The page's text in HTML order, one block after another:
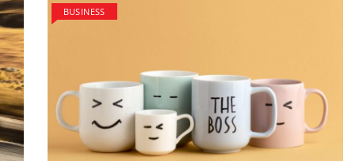
BUSINESS